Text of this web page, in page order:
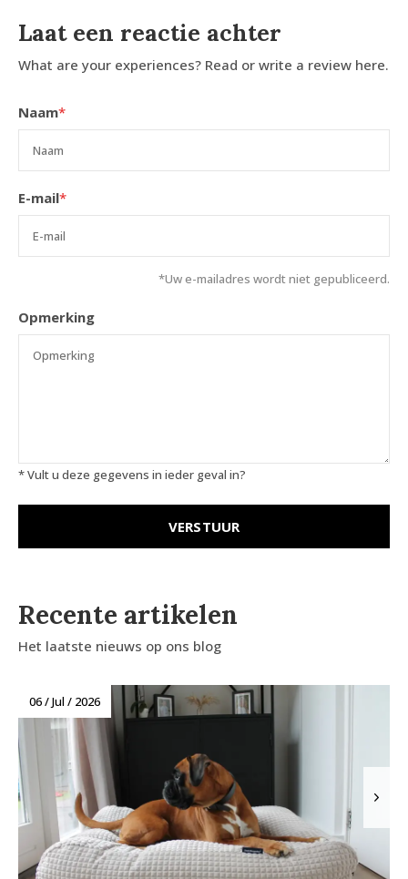
Laat een reactie achter
What are your experiences? Read or write a review here.
Naam*
E-mail*
*Uw e-mailadres wordt niet gepubliceerd.
Opmerking
* Vult u deze gegevens in ieder geval in?
VERSTUUR
Recente artikelen
Het laatste nieuws op ons blog
06 / Jul / 2026